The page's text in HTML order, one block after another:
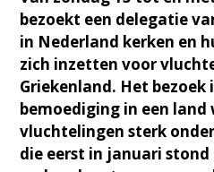
bezoekt een delegatie
in Nederland kerken en
zich inzetten voor
Griekenland. Het bezoek
bemoediging in een land
vluchtelingen sterk
die eerst in januari